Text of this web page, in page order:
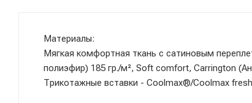
Материалы:
Мягкая комфортная ткань с сатиновым
полиэфир) 185 гр./м², Soft comfort, Carrington
Трикотажные вставки - Coolmax®/Coolmax